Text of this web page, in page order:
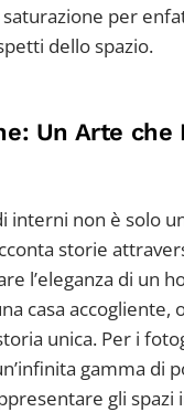
per
dello spazio.
Un Arte che
interni non è solo
storie
l’eleganza di un
casa accogliente,
unica. Per i
gamma di
gli